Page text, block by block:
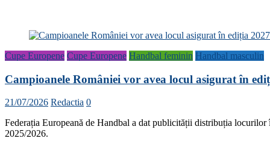
Cupe Europene Cupe Europene Handbal feminin Handbal masculin
Campioanele României vor avea locul asigurat în
21/07/2026 Redactia 0
Federația Europeană de Handbal a dat publicității distribuția
2025/2026.